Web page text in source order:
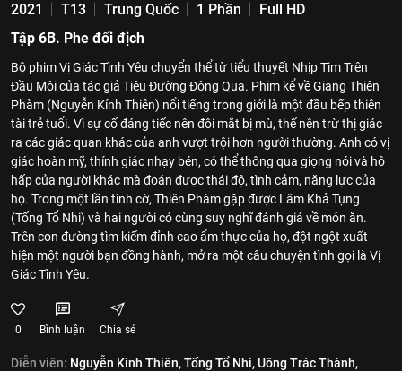
2021 T13 Trung Quốc 1 Phần
Full HD
Tập 6B. Phe đối địch
Bộ phim Vị Giác Tình Yêu chuyển thể từ tiểu thuyết Nhịp Tim Trên
Đầu Môi của tác giả Tiêu Đường Đông Qua. Phim kể về Giang Thiên
Phàm (Nguyễn Kính Thiên) nổi tiếng trong giới là một đầu bếp thiên
tài trẻ tuổi. Vì sự cố đáng tiếc nên đôi mắt bị mù, thế nên trừ thị giác
ra các giác quan khác của anh vượt trội hơn người thường. Anh có vị
giác hoàn mỹ, thính giác nhạy bén, có thể thông qua giọng nói và hô
hấp của người khác mà đoán được thái độ, tình cảm, năng lực của
họ. Trong một lần tình cờ, Thiên Phàm gặp được Lâm Khả Tụng
(Tống Tổ Nhi) và hai người có cùng suy nghĩ đánh giá về món ăn.
Trên con đường tìm kiếm đỉnh cao ẩm thực của họ, đột ngột xuất
hiện một người bạn đồng hành, mở ra một câu chuyện tình gọi là Vị
Giác Tình Yêu.
0 Bình luận Chia sẻ
Diễn viên: Nguyễn Kinh Thiên,Tống Tổ Nhi,Uông Trác Thành,